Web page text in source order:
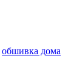
обшивка дома